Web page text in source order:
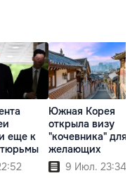
еще к
Южная Корея
открыла визу
"кочевника" для
желающих
9 Июл. 23:34